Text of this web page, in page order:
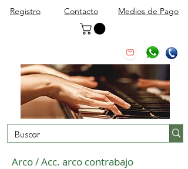
Registro Contacto Medios de Pago
Arco / Acc. arco contrabajo